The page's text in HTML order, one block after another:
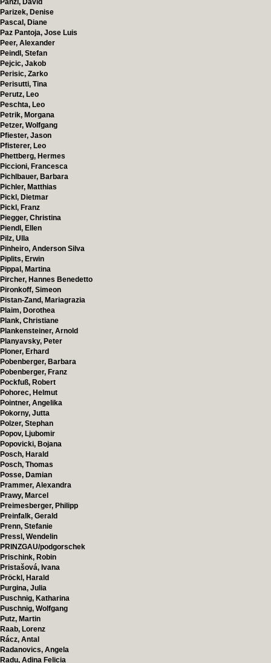
Panzl, David
Parizek, Denise
Pascal, Diane
Paz Pantoja, Jose Luis
Peer, Alexander
Peindl, Stefan
Pejcic, Jakob
Perisic, Zarko
Perisutti, Tina
Perutz, Leo
Peschta, Leo
Petrik, Morgana
Petzer, Wolfgang
Pfiester, Jason
Pfisterer, Leo
Phettberg, Hermes
Piccioni, Francesca
Pichlbauer, Barbara
Pichler, Matthias
Pickl, Dietmar
Pickl, Franz
Piegger, Christina
Piendl, Ellen
Pilz, Ulla
Pinheiro, Anderson Silva
Piplits, Erwin
Pippal, Martina
Pircher, Hannes Benedetto
Pironkoff, Simeon
Pistan-Zand, Mariagrazia
Plaim, Dorothea
Plank, Christiane
Plankensteiner, Arnold
Planyavsky, Peter
Ploner, Erhard
Pobenberger, Barbara
Pobenberger, Franz
Pockfuß, Robert
Pohorec, Helmut
Pointner, Angelika
Pokorny, Jutta
Polzer, Stephan
Popov, Ljubomir
Popovicki, Bojana
Posch, Harald
Posch, Thomas
Posse, Damian
Prammer, Alexandra
Prawy, Marcel
Preimesberger, Philipp
Preinfalk, Gerald
Prenn, Stefanie
Pressl, Wendelin
PRINZGAU/podgorschek
Prischink, Robin
Pristašová, Ivana
Pröckl, Harald
Purgina, Julia
Puschnig, Katharina
Puschnig, Wolfgang
Putz, Martin
Raab, Lorenz
Rácz, Antal
Radanovics, Angela
Radu, Adina Felicia